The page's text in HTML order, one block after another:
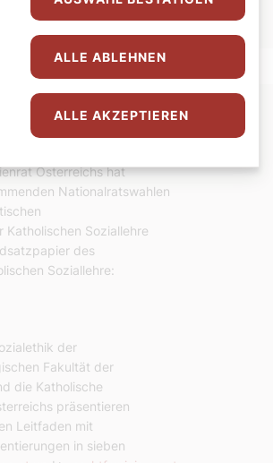
zur Wahl
Österreichs hat
Nationalratswahlen
Katholischen Soziallehre
des
Soziallehre:
der
Fakultät der
die Katholische
präsentieren
Leitfaden mit
in sieben
ALLE ABLEHNEN
ALLE AKZEPTIEREN